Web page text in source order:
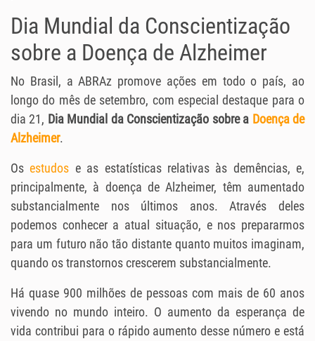
Dia Mundial da Conscientização
sobre a Doença de Alzheimer
No Brasil, a ABRAz promove ações em todo o país, ao
longo do mês de setembro, com especial destaque para o
dia 21, Dia Mundial da Conscientização sobre a Doença de
Alzheimer.
Osestudos e as estatísticas relativas às demências, e,
principalmente, à doença de Alzheimer, têm aumentado
substancialmente nos últimos anos. Através deles
podemos conhecer a atual situação, e nos prepararmos
para um futuro não tão distante quanto muitos imaginam,
quando os transtornos crescerem substancialmente.
Há quase 900 milhões de pessoas com mais de 60 anos
vivendo no mundo inteiro. O aumento da esperança de
vida contribui para o rápido aumento desse número e está